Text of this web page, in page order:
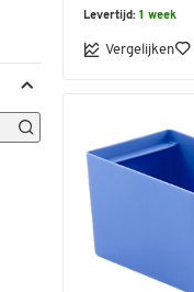
Levertijd: 1 week
Vergelijken